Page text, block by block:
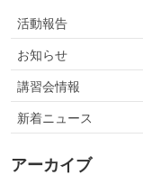
活動報告
お知らせ
講習会情報
新着ニュース
アーカイブ